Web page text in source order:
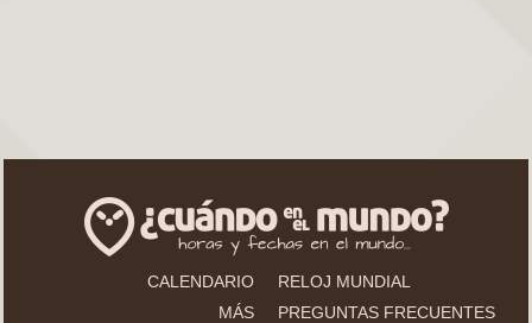
CALENDARIO
RELOJ MUNDIAL
MÁS
PREGUNTAS FRECUENTES